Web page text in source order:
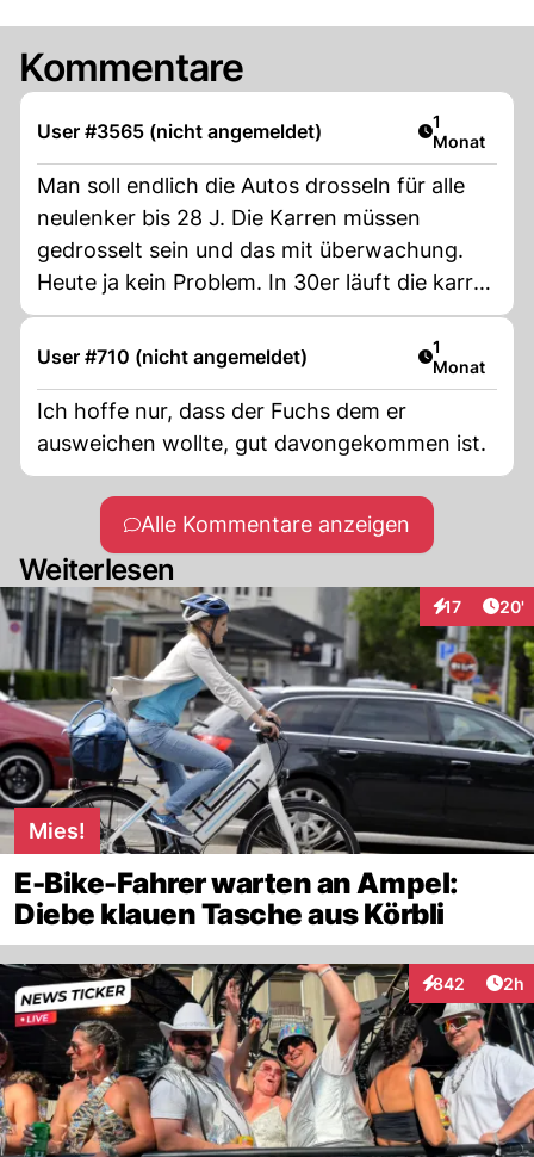
Kommentare
User #3565 (nicht angemeldet) Artikel
1
Monat
Man soll endlich die Autos drosseln für alle
neulenker bis 28 J. Die Karren müssen
gedrosselt sein und das mit überwachung.
Heute ja kein Problem. In 30er läuft die karre
nur 30 in 50er nur 50 etc. und ps nicht mehr
als 80PS. Oder gleich Ausweisen ohne
User #710 (nicht angemeldet) Artikel
1
Monat
Ich hoffe nur, dass der Fuchs dem er
ausweichen wollte, gut davongekommen ist.
Alle Kommentare anzeigen
Weiterlesen
17
Interaktionen
20'
Mies!
E-Bike-Fahrer warten an Ampel:
Diebe klauen Tasche aus Körbli
842
Interaktionen
2h